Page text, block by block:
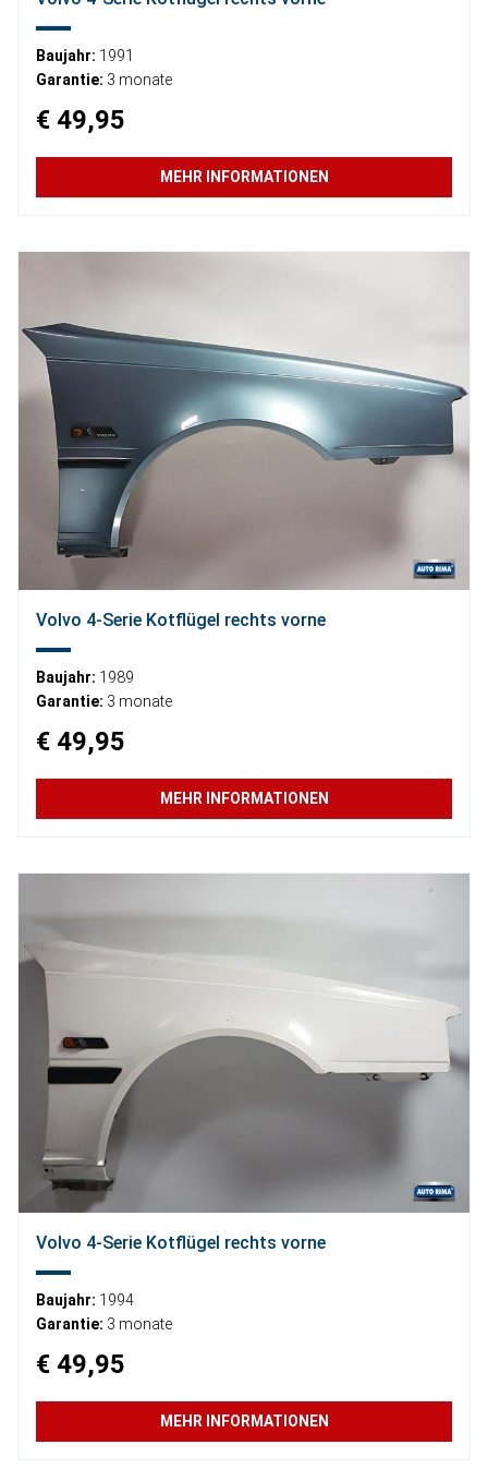
Baujahr: 1991
Garantie: 3 monate
€ 49,95
MEHR INFORMATIONEN
Volvo 4-Serie Kotflügel rechts vorne
Baujahr: 1989
Garantie: 3 monate
€ 49,95
MEHR INFORMATIONEN
Volvo 4-Serie Kotflügel rechts vorne
Baujahr: 1994
Garantie: 3 monate
€ 49,95
MEHR INFORMATIONEN